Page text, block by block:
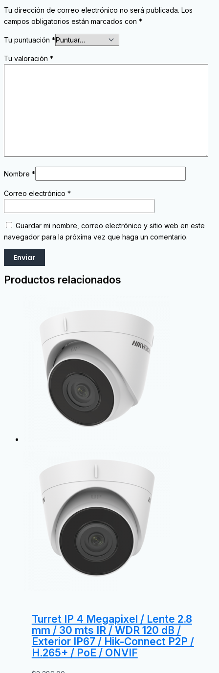
Tu dirección de correo electrónico no será publicada. Los
campos obligatorios están marcados con *
Tu puntuación *
Tu valoración *
Nombre *
Correo electrónico *
Guardar mi nombre, correo electrónico y sitio web en este
navegador para la próxima vez que haga un comentario.
Productos relacionados
Turret IP 4 Megapixel / Lente 2.8
mm / 30 mts IR / WDR 120 dB /
Exterior IP67 / Hik-Connect P2P /
H.265+ / PoE / ONVIF